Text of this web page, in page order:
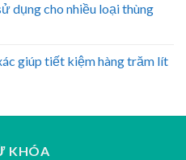
dụng cho nhiều loại thùng
giúp tiết kiệm hàng trăm lít
KHÓA